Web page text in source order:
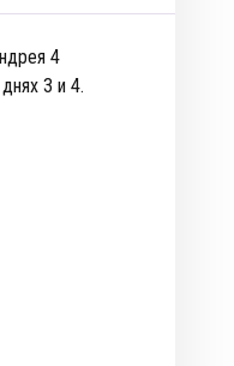
4
3 и 4.